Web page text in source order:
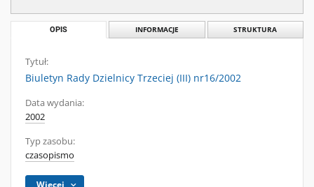
OPIS INFORMACJE STRUKTURA
Tytuł:
Biuletyn Rady Dzielnicy Trzeciej (III) nr16/2002
Data wydania:
2002
Typ zasobu:
czasopismo
Więcej